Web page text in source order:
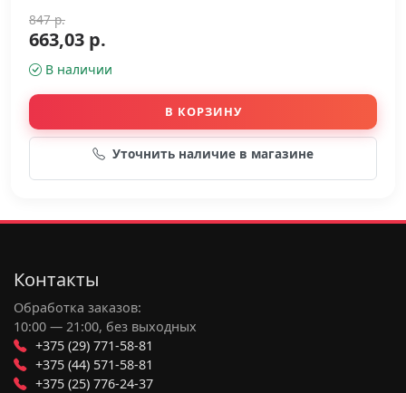
847 р.
663,03 р.
В наличии
В КОРЗИНУ
Уточнить наличие в магазине
Контакты
Обработка заказов:
10:00 — 21:00, без выходных
+375 (29) 771-58-81
+375 (44) 571-58-81
+375 (25) 776-24-37